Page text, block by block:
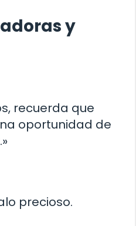
y
recuerda que
oportunidad de
precioso.